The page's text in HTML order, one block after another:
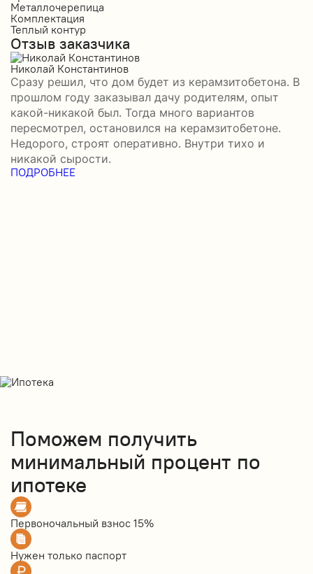
Металлочерепица
Комплектация
Теплый контур
Отзыв заказчика
Николай Константинов
Сразу решил, что дом будет из керамзитобетона. В
прошлом году заказывал дачу родителям, опыт
какой-никакой был. Тогда много вариантов
пересмотрел, остановился на керамзитобетоне.
Недорого, строят оперативно. Внутри тихо и
никакой сырости.
ПОДРОБНЕЕ
Поможем получить
минимальный процент по
ипотеке
Первоночальный взнос 15%
Нужен только паспорт